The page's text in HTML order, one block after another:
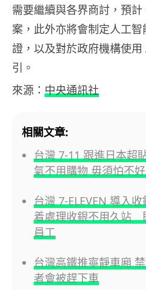
需要繼續與各界商討，預
案，此外亦將會制定人工
證，以及對於政府機構使
引。
來源： 中央通訊社
相關文章:
台灣 7-11 跟進日本超
氣不用購物 毋須怕不
台灣 7-ELEVEN 導入
着處理收銀不用久站
員工
台灣高鐵推寧靜車廂
者會被趕下車